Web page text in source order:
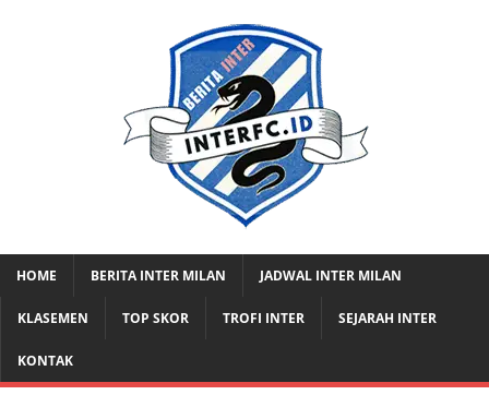
HOME BERITA INTER MILAN JADWAL INTER MILAN
KLASEMEN TOP SKOR TROFI INTER SEJARAH INTER
KONTAK